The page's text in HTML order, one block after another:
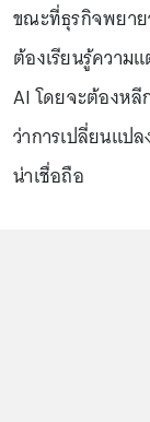
ขณะที่ธุรกิจพยาย
ต้องเรียนรู้ความ
AI โดยจะต้องหลี
ว่าการเปลี่ยนแป
น่าเชื่อถือ